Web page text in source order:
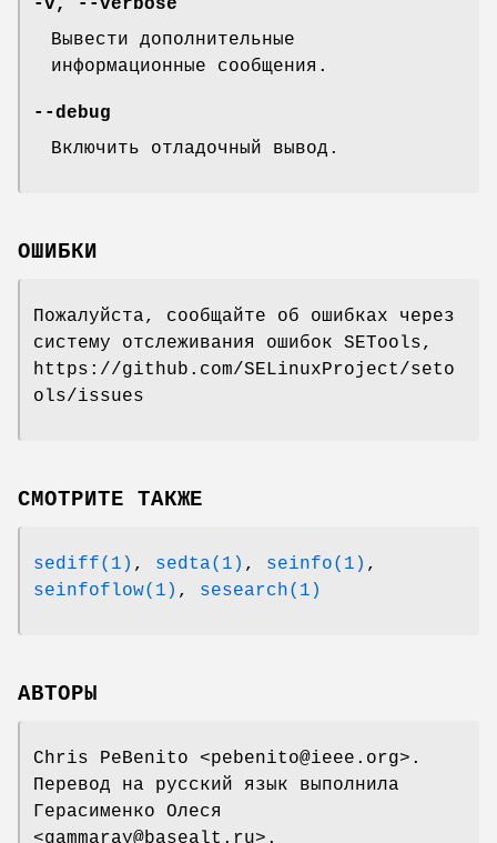
-v, --verbose
Вывести дополнительные
информационные сообщения.
--debug
Включить отладочный вывод.
ОШИБКИ
Пожалуйста, сообщайте об ошибках через
систему отслеживания ошибок SETools,
https://github.com/SELinuxProject/seto
ols/issues
СМОТРИТЕ ТАКЖЕ
sediff(1) , sedta(1) , seinfo(1) ,
seinfoflow(1) , sesearch(1)
АВТОРЫ
Chris PeBenito <pebenito@ieee.org>.
Перевод на русский язык выполнила
Герасименко Олеся
<gammaray@basealt.ru>.